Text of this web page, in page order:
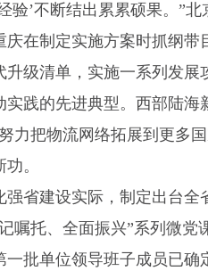
验’不断结出累累硕果。”北
在制定实施方案时抓纲带
级清单，实施一系列发
践的先进典型。西部陆
力把物流网络拓展到更多
。
省建设实际，制定出台
嘱托、全面振兴”系列微
批单位领导班子成员已确